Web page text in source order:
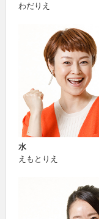
わだりえ
水
えもとりえ